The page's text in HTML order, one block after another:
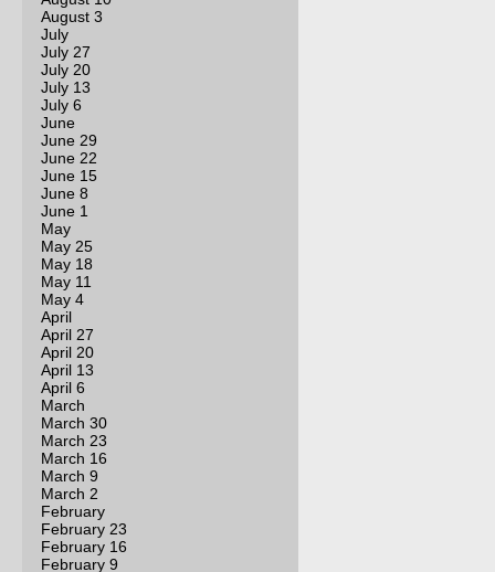
August 3
July
July 27
July 20
July 13
July 6
June
June 29
June 22
June 15
June 8
June 1
May
May 25
May 18
May 11
May 4
April
April 27
April 20
April 13
April 6
March
March 30
March 23
March 16
March 9
March 2
February
February 23
February 16
February 9